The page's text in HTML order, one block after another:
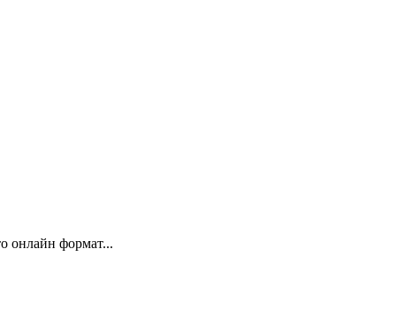
онлайн формат...